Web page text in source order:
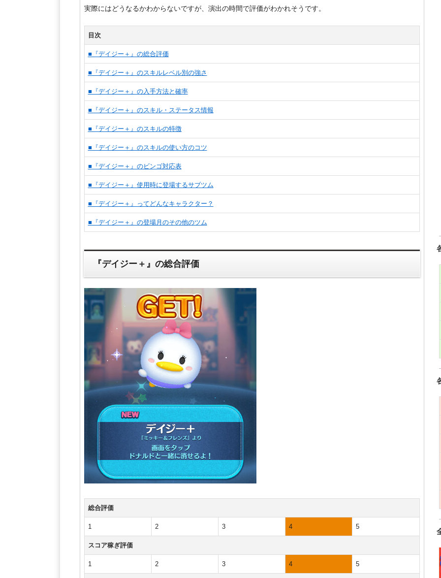
実際にはどうなるかわからないですが、演出の時間で評価がわかれそうです。
目次
■『デイジー＋』の総合評価
■『デイジー＋』のスキルレベル別の強さ
■『デイジー＋』の入手方法と確率
■『デイジー＋』のスキル・ステータス情報
■『デイジー＋』のスキルの特徴
■『デイジー＋』のスキルの使い方のコツ
■『デイジー＋』のビンゴ対応表
■『デイジー＋』使用時に登場するサブツム
■『デイジー＋』ってどんなキャラクター？
■『デイジー＋』の登場月のその他のツム
『デイジー＋』の総合評価
総合評価
1 2 3 4 5
スコア稼ぎ評価
1 2 3 4 5